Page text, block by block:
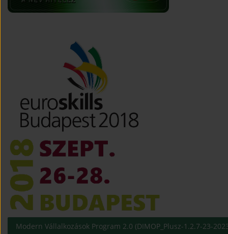
Modern Vállalkozások Program 2.0 (DIMOP_Plusz-1.2.7-23-